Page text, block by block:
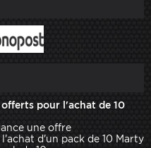
pour l'achat de 10
une offre
d'un pack de 10 Marty